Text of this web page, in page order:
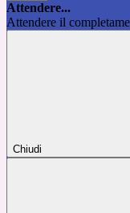
Attendere...
Attendere il
Chiudi